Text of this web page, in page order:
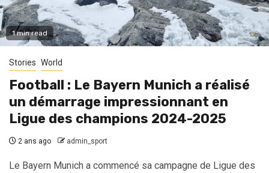
1 min read
Stories World
Football : Le Bayern Munich a réalisé
un démarrage impressionnant en
Ligue des champions 2024-2025
2 ans ago admin_sport
Le Bayern Munich a commencé sa campagne de Ligue des